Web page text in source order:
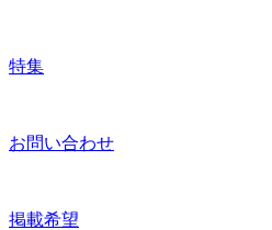
特集
お問い合わせ
掲載希望